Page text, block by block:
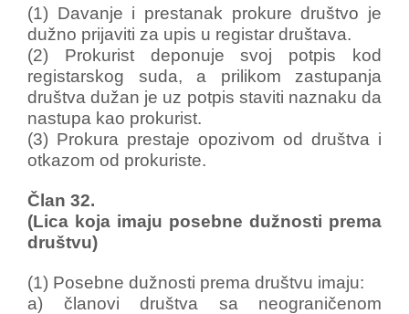
(1) Davanje i prestanak prokure društvo je
dužno prijaviti za upis u registar društava.
(2) Prokurist deponuje svoj potpis kod
registarskog suda, a prilikom zastupanja
društva dužan je uz potpis staviti naznaku da
nastupa kao prokurist.
(3) Prokura prestaje opozivom od društva i
otkazom od prokuriste.
Član 32.
(Lica koja imaju posebne dužnosti prema
društvu)
(1) Posebne dužnosti prema društvu imaju:
a) članovi društva sa neograničenom